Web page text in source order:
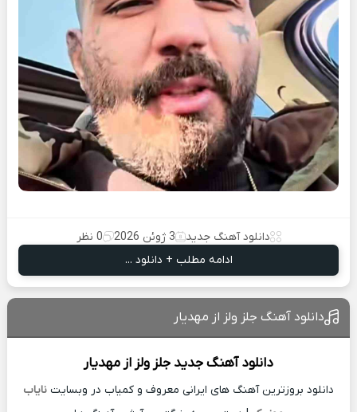
دانلود آهنگ جدید 3 ژوئن 2026
0 نظر
ادامه مطلب + دانلود ...
دانلود آهنگ جلز ولز از مهدیار
دانلود آهنگ جدید جلز ولز ازمهدیار
دانلود بروزترین آهنگ های ایرانی معروف و کمیاب در وبسایت نایاب